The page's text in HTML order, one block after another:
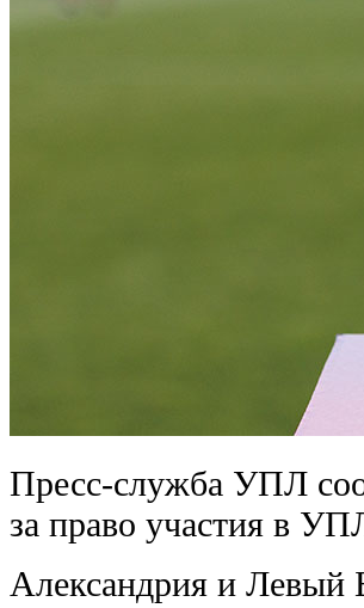
Пресс-служба УПЛ
за право участия в
Александрия и Левый